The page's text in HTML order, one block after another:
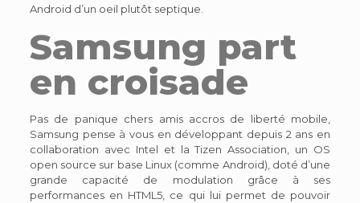
Android d’un oeil plutôt septique.
Samsung part
en croisade
Pas de panique chers amis accros de liberté mobile,
Samsung pense à vous en développant depuis 2 ans en
collaboration avec Intel et la Tizen Association, un OS
open source sur base Linux (comme Android), doté d’une
grande capacité de modulation grâce à ses
performances en HTML5, ce qui lui permet de pouvoir